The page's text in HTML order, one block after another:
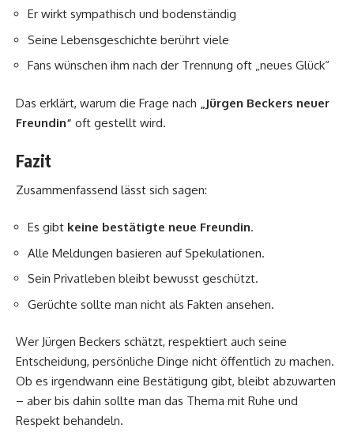
Er wirkt sympathisch und bodenständig
Seine Lebensgeschichte berührt viele
Fans wünschen ihm nach der Trennung oft „neues Glück“
Das erklärt, warum die Frage nach
„Jürgen Beckers neuer
Freundin“ oft gestellt wird.
Fazit
Zusammenfassend lässt sich sagen:
Es gibt keine bestätigte neue Freundin.
Alle Meldungen basieren auf Spekulationen.
Sein Privatleben bleibt bewusst geschützt.
Gerüchte sollte man nicht als Fakten ansehen.
Wer Jürgen Beckers schätzt, respektiert auch seine
Entscheidung, persönliche Dinge nicht öffentlich zu machen.
Ob es irgendwann eine Bestätigung gibt, bleibt abzuwarten
– aber bis dahin sollte man das Thema mit Ruhe und
Respekt behandeln.